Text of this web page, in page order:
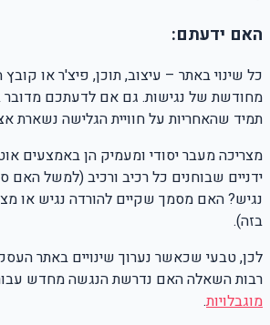
האם ידעתם:
כל שינוי באתר – עיצוב, תוכן, פיצ'ר או
מחודשת של נגישות. גם אם לדעתכם מדובר
תמיד שהאחריות על חוויית הגלישה נשארת
מצריכה מעבר יסודי ומעמיק הן באמצעים
ידניים שבוחנים כל רכיב ורכיב (למשל האם
נגיש? האם מסמך שקיים להורדה נגיש או
בזה).
לכן, טבעי שכאשר נערוך שינויים באתר
רבות השאלה האם נדרשת הנגשה מחדש
מוגבלויות.